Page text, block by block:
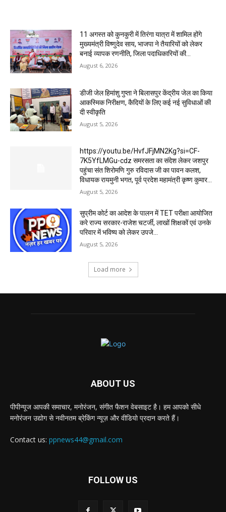
11 अगस्त को कुनकुरी में तिरंगा यात्रा में शामिल होंगे
मुख्यमंत्री विष्णुदेव साय, भाजपा ने तैयारियों को लेकर
बनाई व्यापक रणनीति, जिला पदाधिकारियों की...
August 6, 2026
डीजी जेल हिमांशु गुप्ता ने बिलासपुर केंद्रीय जेल का किया
आकस्मिक निरीक्षण, कैदियों के लिए कई नई सुविधाओं की
दी स्वीकृति
August 5, 2026
https://youtu.be/HvfJFjMN2Kg?si=CF-
7K5YfLMGu-cdz समरसता का संदेश लेकर जशपुर
पहुंचा संत शिरोमणि गुरु रविदास जी का पावन कलश,
विधायक रायमुनी भगत, पूर्व प्रदेश महामंत्री कृष्ण कुमार...
August 5, 2026
सुप्रीम कोर्ट का आदेश के पालन में TET परीक्षा आयोजित
करे राज्य सरकार-राजेश चटर्जी, लाखों शिक्षकों एवं उनके
परिवार में भविष्य को लेकर उपजे...
August 5, 2026
Load more
ABOUT US
पीपीन्यूज आपकी समाचार, मनोरंजन, संगीत फैशन वेबसाइट है। हम आपको सीधे
मनोरंजन उद्योग से नवीनतम ब्रेकिंग न्यूज़ और वीडियो प्रदान करते हैं।
Contact us: ppnews44@gmail.com
FOLLOW US